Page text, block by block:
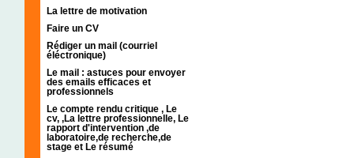
La lettre de motivation
Faire un CV
Rédiger un mail (courriel
éléctronique)
Le mail : astuces pour envoyer
des emails efficaces et
professionnels
Le compte rendu critique , Le
cv, ,La lettre professionnelle, Le
rapport d'intervention ,de
laboratoire,de recherche,de
stage et Le résumé